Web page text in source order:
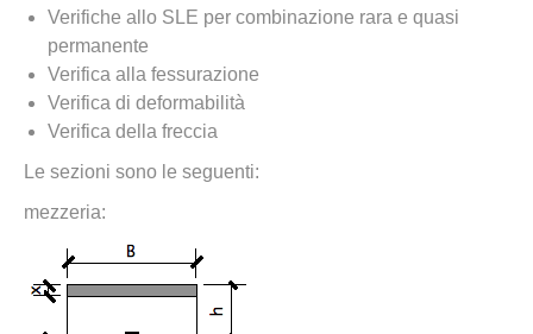
Verifiche allo SLE per combinazione rara e quasi
permanente
Verifica alla fessurazione
Verifica di deformabilità
Verifica della freccia
Le sezioni sono le seguenti:
mezzeria: